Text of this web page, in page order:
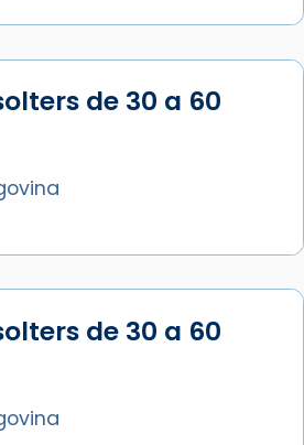
de 30 a 60
de 30 a 60